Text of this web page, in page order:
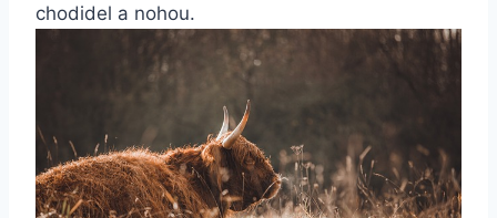
chodidel​ a nohou.